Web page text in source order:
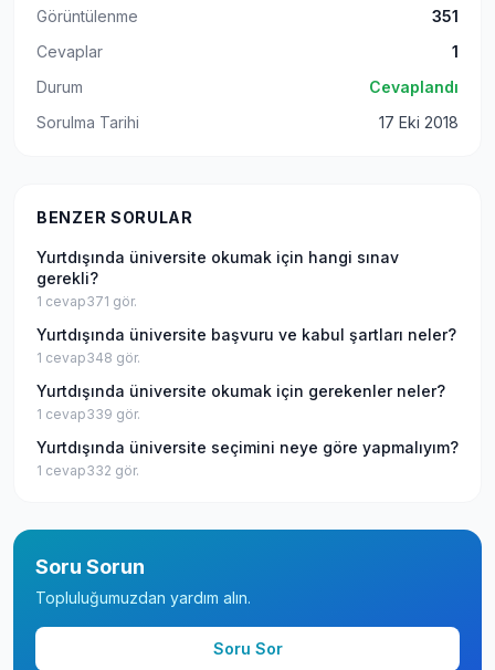
Görüntülenme
351
Cevaplar
1
Durum
Cevaplandı
Sorulma Tarihi
17 Eki 2018
BENZER SORULAR
Yurtdışında üniversite okumak için hangi sınav
gerekli?
1 cevap371 gör.
Yurtdışında üniversite başvuru ve kabul şartları neler?
1 cevap348 gör.
Yurtdışında üniversite okumak için gerekenler neler?
1 cevap339 gör.
Yurtdışında üniversite seçimini neye göre yapmalıyım?
1 cevap332 gör.
Soru Sorun
Topluluğumuzdan yardım alın.
Soru Sor